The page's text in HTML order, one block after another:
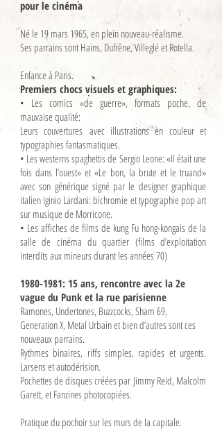
pour le cinéma
Né le 19 mars 1965, en plein nouveau-réalisme.
Ses parrains sont Hains, Dufrêne, Villeglé et Rotella.
Enfance à Paris.
Premiers chocs visuels et graphiques:
• Les comics «de guerre», formats poche, de
mauvaise qualité:
Leurs couvertures avec illustrations en couleur et
typographies fantasmatiques.
• Les westerns spaghettis de Sergio Leone: «Il était une
fois dans l’ouest» et «Le bon, la brute et le truand»
avec son générique signé par le designer graphique
italien Iginio Lardani: bichromie et typographie pop art
sur musique de Morricone.
• Les affiches de films de kung Fu hong-kongais de la
salle de cinéma du quartier (films d’exploitation
interdits aux mineurs durant les années 70)
1980-1981: 15 ans, rencontre avec la 2e
vague du Punk et la rue parisienne
Ramones, Undertones, Buzzcocks, Sham 69,
Generation X, Metal Urbain et bien d’autres sont ces
nouveaux parrains.
Rythmes binaires, riffs simples, rapides et urgents.
Larsens et autodérision.
Pochettes de disques créées par Jimmy Reid, Malcolm
Garett, et Fanzines photocopiées.
Pratique du pochoir sur les murs de la capitale.